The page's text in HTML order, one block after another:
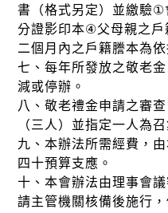
書（格式另定）並繳驗①
分證影印本④父母親之戶
二個月內之戶籍謄本為
七、每年所發放之敬老
減或停辦。
八、敬老禮金申請之審
（三人）並指定一人為
九、本辦法所需經費，
四十預算支應。
十、本會辦法由理事會
請主管機關核備後施行，